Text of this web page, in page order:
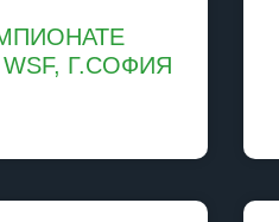
Г.СОФИЯ